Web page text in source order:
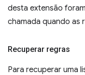
desta extensão
chamada quando as
Recuperar regras
Para recuperar uma